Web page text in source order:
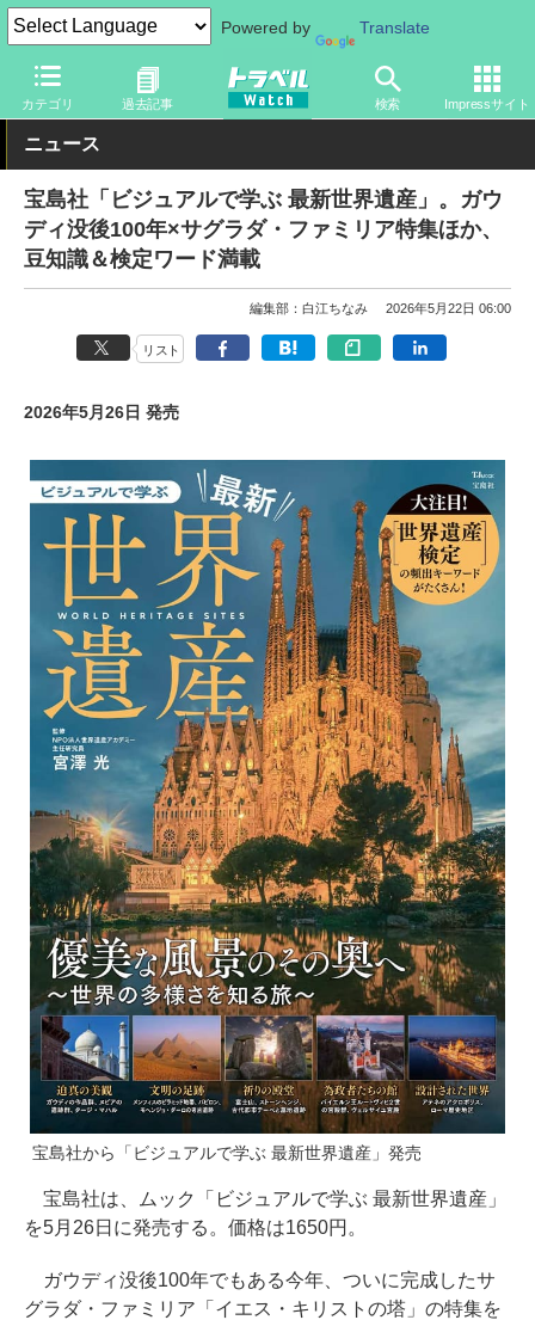
Powered by Translate
カテゴリ 過去記事 検索 Impressサイト
トラベル Watch 旅の情報 観光地 史跡・世界遺産
ニュース
宝島社「ビジュアルで学ぶ 最新世界遺産」。ガウ
ディ没後100年×サグラダ・ファミリア特集ほか、
豆知識＆検定ワード満載
編集部：白江ちなみ 2026年5月22日 06:00
リスト
2026年5月26日 発売
宝島社から「ビジュアルで学ぶ 最新世界遺産」発売
宝島社は、ムック「ビジュアルで学ぶ 最新世界遺産」
を5月26日に発売する。価格は1650円。
ガウディ没後100年でもある今年、ついに完成したサ
グラダ・ファミリア「イエス・キリストの塔」の特集を